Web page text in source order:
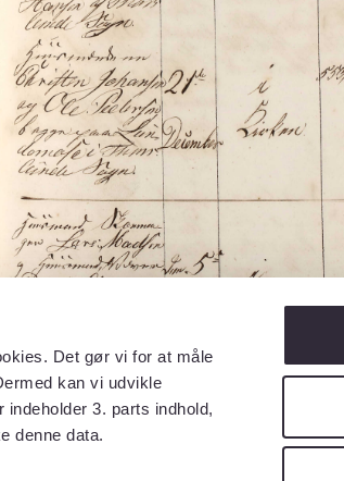
Det gør vi for at måle
kan vi udvikle
3. parts indhold,
denne data.